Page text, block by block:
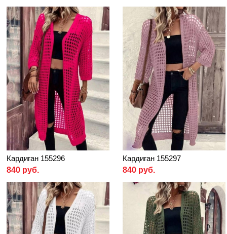
Кардиган 155296
840 руб.
Кардиган 155297
840 руб.